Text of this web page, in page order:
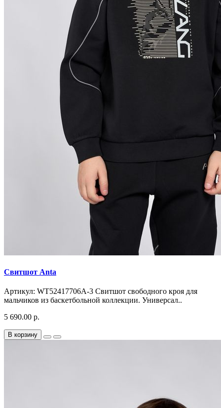
Свитшот Anta
Артикул: WT52417706A-3 Свитшот свободного кроя для
мальчиков из баскетбольной коллекции. Универсал..
5 690.00 р.
В корзину